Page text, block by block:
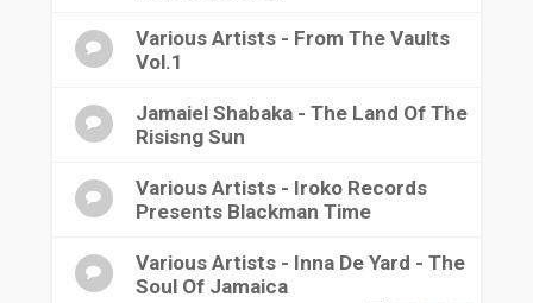
Various Artists - From The Vaults
Vol.1
Jamaiel Shabaka - The Land Of The
Risisng Sun
Various Artists - Iroko Records
Presents Blackman Time
Various Artists - Inna De Yard - The
Soul Of Jamaica